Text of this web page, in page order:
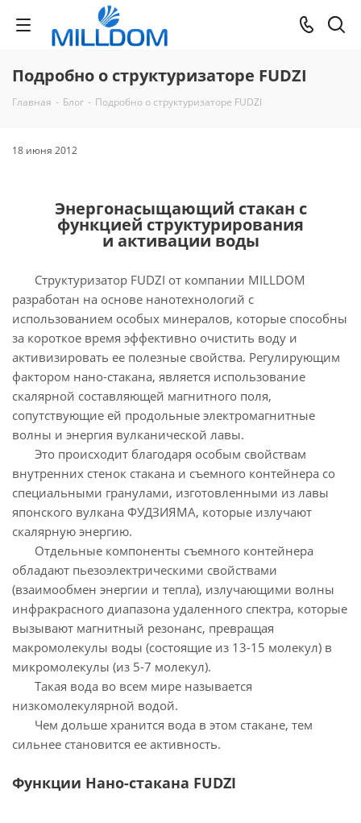
Подробно о структуризаторе FUDZI
Главная - Блог - Подробно о структуризаторе FUDZI
18 июня 2012
Энергонасыщающий стакан с
функцией структурирования
и активации воды
Структуризатор FUDZI от компании MILLDOM
разработан на основе нанотехнологий с
использованием особых минералов, которые способны
за короткое время эффективно очистить воду и
активизировать ее полезные свойства. Регулирующим
фактором нано-стакана, является использование
скалярной составляющей магнитного поля,
сопутствующие ей продольные электромагнитные
волны и энергия вулканической лавы.
Это происходит благодаря особым свойствам
внутренних стенок стакана и съемного контейнера со
специальными гранулами, изготовленными из лавы
японского вулкана ФУДЗИЯМА, которые излучают
скалярную энергию.
Отдельные компоненты съемного контейнера
обладают пьезоэлектрическими свойствами
(взаимообмен энергии и тепла), излучающими волны
инфракрасного диапазона удаленного спектра, которые
вызывают магнитный резонанс, превращая
макромолекулы воды (состоящие из 13-15 молекул) в
микромолекулы (из 5-7 молекул).
Такая вода во всем мире называется
низкомолекулярной водой.
Чем дольше хранится вода в этом стакане, тем
сильнее становится ее активность.
Функции Нано-стакана FUDZI